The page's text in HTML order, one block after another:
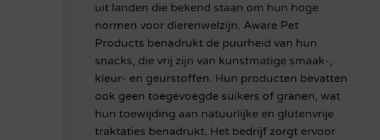
uit landen die bekend staan om hun hoge
normen voor dierenwelzijn. Aware Pet
Products benadrukt de puurheid van hun
snacks, die vrij zijn van kunstmatige smaak-,
kleur- en geurstoffen. Hun producten bevatten
ook geen toegevoegde suikers of granen, wat
hun toewijding aan natuurlijke en glutenvrije
traktaties benadrukt. Het bedrijf zorgt ervoor